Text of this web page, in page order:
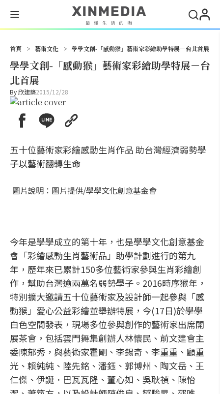
首頁 > 藝術文化 > 學學文創-「感動猴」藝術家彩繪助學特展－台北首展
學學文創-「感動猴」藝術家彩繪助學特展－台
北首展
By欣建築2015/12/28
五十位藝術家彩繪感動生肖作品 助台灣經濟弱勢學
子以藝術翻轉生命
圖片說明：圖片提供/學學文化創意基金會
今年是學學成立的第十年，也是學學文化創意基金
會「彩繪感動生肖藝術品」助學計劃進行的第九
年，歷年來已累計150多位藝術家參與生肖彩繪創
作，幫助台灣逾兩萬名弱勢學子。2016時序猴年，
特別擴大邀請五十位藝術家及設計師一起參與「感
動猴」愛心公益彩繪並舉辦特展，今(17日)於學學
白色空間發表，現場多位參與創作的藝術家出席開
展茶會，包括雲門舞集創辦人林懷民、前文建會主
委陳郁秀，與藝術家霍剛、李錫奇、李重重、顧重
光、賴純純、陸先銘、潘鈺、郭博州、陶文岳、王
仁傑、伊誕．巴瓦瓦隆、董心如、吳耿禎、陳怡